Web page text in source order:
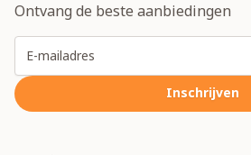
Ontvang de beste aanbiedingen
Inschrijven